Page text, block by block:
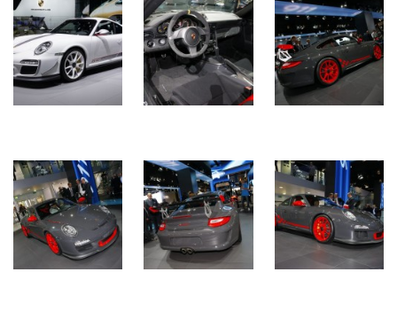
Історії
(3 678)
(733)
Події
(521)
Автовласнику